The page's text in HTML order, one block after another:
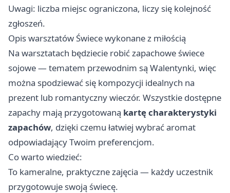
Uwagi: liczba miejsc ograniczona, liczy się kolejność
zgłoszeń.
Opis warsztatów Świece wykonane z miłością
Na warsztatach będziecie robić zapachowe świece
sojowe — tematem przewodnim są Walentynki, więc
można spodziewać się kompozycji idealnych na
prezent lub romantyczny wieczór. Wszystkie dostępne
zapachy mają przygotowaną kartę charakterystyki
zapachów, dzięki czemu łatwiej wybrać aromat
odpowiadający Twoim preferencjom.
Co warto wiedzieć:
To kameralne, praktyczne zajęcia — każdy uczestnik
przygotowuje swoją świecę.